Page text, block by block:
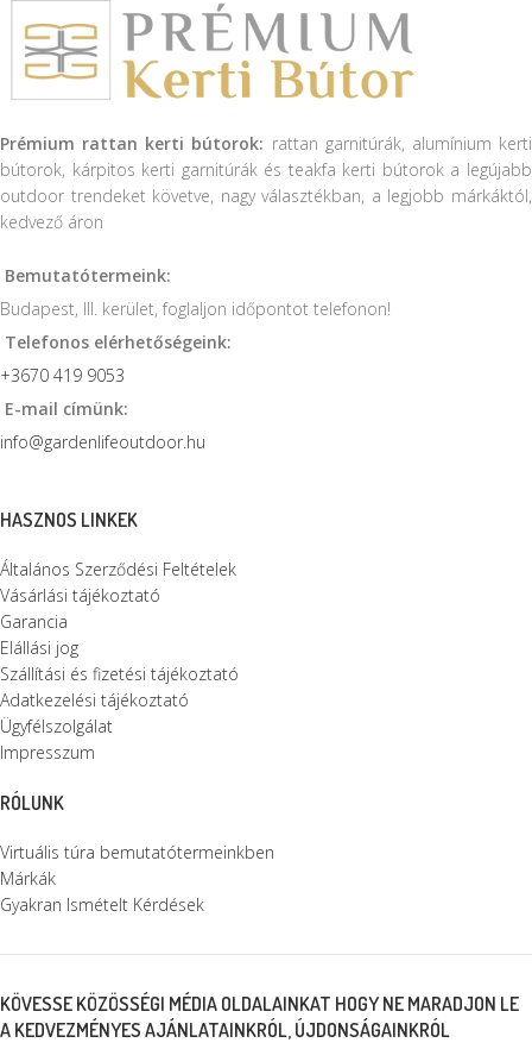
Prémium rattan kerti bútorok: rattan garnitúrák, alumínium kerti
bútorok, kárpitos kerti garnitúrák és teakfa kerti bútorok a legújabb
outdoor trendeket követve, nagy választékban, a legjobb márkáktól,
kedvező áron
Bemutatótermeink:
Budapest, III. kerület, foglaljon időpontot telefonon!
Telefonos elérhetőségeink:
+3670 419 9053
E-mail címünk:
info@gardenlifeoutdoor.hu
HASZNOS LINKEK
Általános Szerződési Feltételek
Vásárlási tájékoztató
Garancia
Elállási jog
Szállítási és fizetési tájékoztató
Adatkezelési tájékoztató
Ügyfélszolgálat
Impresszum
RÓLUNK
Virtuális túra bemutatótermeinkben
Márkák
Gyakran Ismételt Kérdések
KÖVESSE KÖZÖSSÉGI MÉDIA OLDALAINKAT HOGY NE MARADJON LE
A KEDVEZMÉNYES AJÁNLATAINKRÓL, ÚJDONSÁGAINKRÓL